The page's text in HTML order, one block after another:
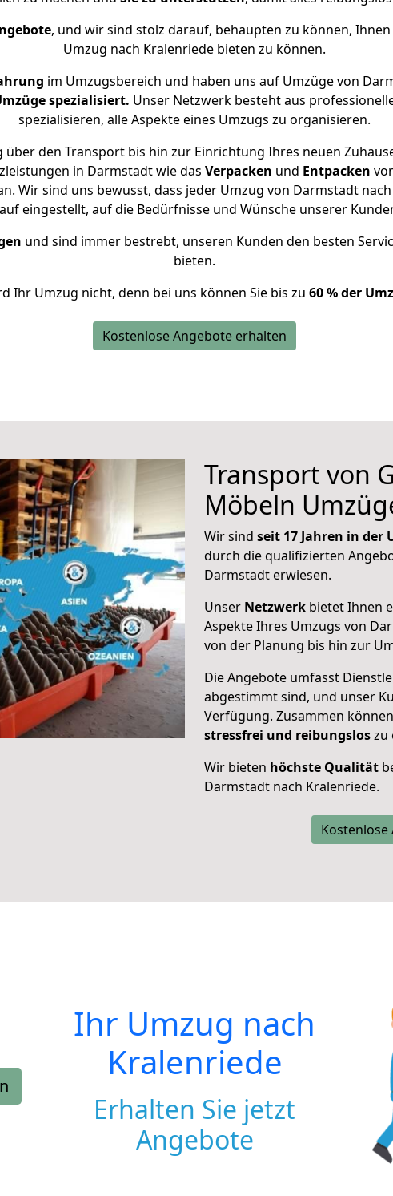
, und wir sind stolz darauf, behaupten zu können,
Umzug nach Kralenriede bieten zu können.
im Umzugsbereich und haben uns auf Umzüge von
spezialisiert. Unser Netzwerk besteht aus
spezialisieren, alle Aspekte eines Umzugs zu organisieren.
über den Transport bis hin zur Einrichtung Ihres neuen
in Darmstadt wie das Verpacken und Entpacken
Wir sind uns bewusst, dass jeder Umzug von Darmstadt
eingestellt, auf die Bedürfnisse und Wünsche unserer
und sind immer bestrebt, unseren Kunden den besten
bieten.
Ihr Umzug nicht, denn bei uns können Sie bis zu 60 % der
Kostenlose Angebote erhalten
Transport von
Möbeln
Wir sind seit 17 Jahren in der
durch die qualifizierten
Darmstadt erwiesen.
Unser Netzwerk bietet Ihnen
Aspekte Ihres Umzugs von
von der Planung bis hin zur
Die Angebote umfasst
abgestimmt sind, und unser
Verfügung. Zusammen
stressfrei und reibungsloszu
Wir bieten höchste Qualität
Darmstadt nach Kralenriede.
Ihr Umzug nach
Kralenriede
Erhalten Sie jetzt
Angebote